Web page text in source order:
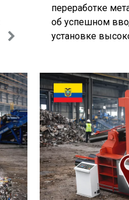
переработке
об успешном
установке
переработке
Этот проект